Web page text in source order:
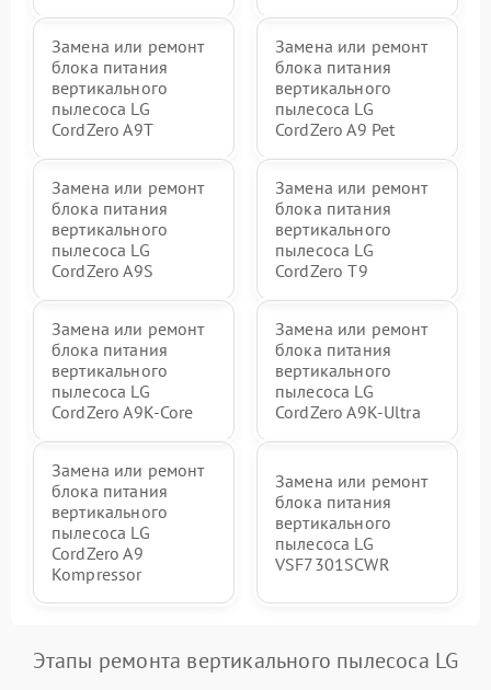
Замена или ремонт
блока питания
вертикального
пылесоса LG
CordZero A9T
Замена или ремонт
блока питания
вертикального
пылесоса LG
CordZero A9 Pet
Замена или ремонт
блока питания
вертикального
пылесоса LG
CordZero A9S
Замена или ремонт
блока питания
вертикального
пылесоса LG
CordZero T9
Замена или ремонт
блока питания
вертикального
пылесоса LG
CordZero A9K-Core
Замена или ремонт
блока питания
вертикального
пылесоса LG
CordZero A9K-Ultra
Замена или ремонт
блока питания
вертикального
пылесоса LG
CordZero A9
Kompressor
Замена или ремонт
блока питания
вертикального
пылесоса LG
VSF7301SCWR
Этапы ремонта вертикального пылесоса LG